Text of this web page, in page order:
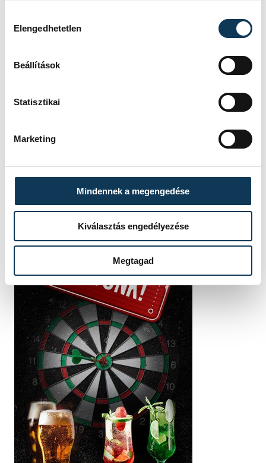
Elengedhetetlen
Beállítások
Statisztikai
Marketing
Mindennek a megengedése
Kiválasztás engedélyezése
Megtagad